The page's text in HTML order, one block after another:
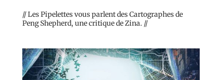
// Les Pipelettes vous parlent des Cartographes de
Peng Shepherd, une critique de Zina. //